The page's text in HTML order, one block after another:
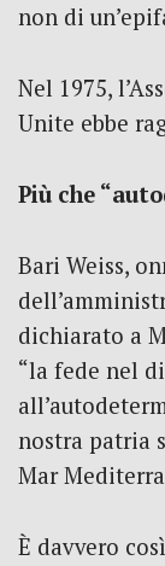
non di
Nel 1975,
Unite ebbe
Più che
Bari Weiss,
dichiarato a
“la fede nel
nostra patria
Mar
È davvero